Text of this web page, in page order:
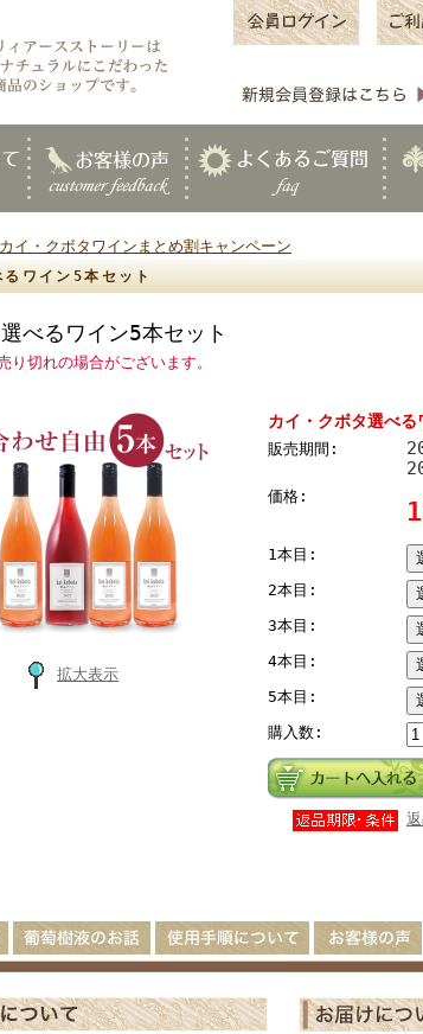
カイ・クボタワインまとめ割キャンペーン
ワイン5本セット
べるワイン5本セット
り切れの場合がございます。
拡大表示
カイ・クボタ選べる
販売期間:
価格:
1本目:
2本目:
3本目:
4本目:
5本目:
購入数: